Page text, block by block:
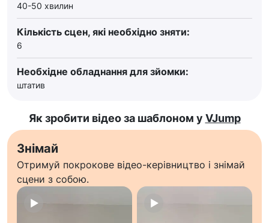
40-50 хвилин
Кількість сцен, які необхідно зняти:
6
Необхідне обладнання для зйомки:
штатив
Як зробити відео за шаблоном у VJump
Знімай
Отримуй покрокове відео-керівництво і знімай
сцени з собою.